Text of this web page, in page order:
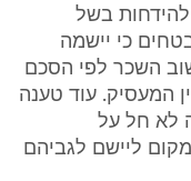
להידחות בשל
כי יישמה
השכר לפי הסכם
המעסיק. עוד טענה
לא חל על
ליישם לגביהם